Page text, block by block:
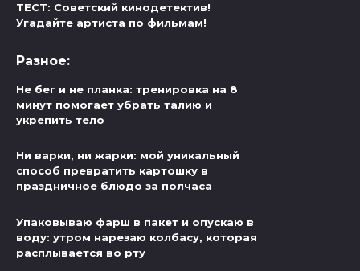
ТЕСТ: Советский кинодетектив!
Угадайте артиста по фильмам!
Разное:
Не бег и не планка: тренировка на 8
минут помогает убрать талию и
укрепить тело
Ни варки, ни жарки: мой уникальный
способ превратить картошку в
праздничное блюдо за полчаса
Упаковываю фарш в пакет и опускаю в
воду: утром нарезаю колбасу, которая
расплывается во рту